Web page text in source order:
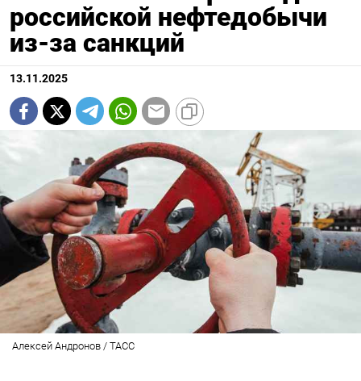
российской нефтедобычи
из-за санкций
13.11.2025
Алексей Андронов / ТАСС